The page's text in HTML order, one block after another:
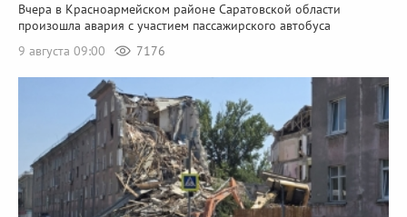
Вчера в Красноармейском районе Саратовской области
произошла авария с участием пассажирского автобуса
9 августа 09:00
7176